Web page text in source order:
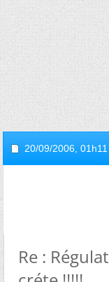
20/09/2006, 01h11
Re :